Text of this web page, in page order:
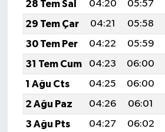
28 Tem Sal
04:20 05:57
29 Tem Çar
04:21 05:58
30 Tem Per
04:22 05:59
31 Tem Cum
04:23 06:00
1 Ağu Cts
04:25 06:00
2 Ağu Paz
04:26 06:01
3 Ağu Pts
04:27 06:02